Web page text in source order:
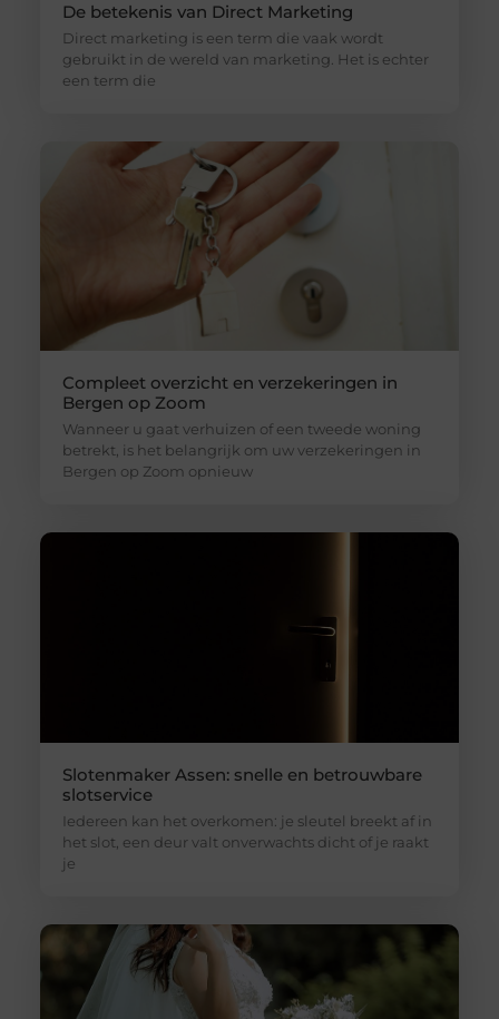
De betekenis van Direct Marketing
Direct marketing is een term die vaak wordt
gebruikt in de wereld van marketing. Het is echter
een term die
Compleet overzicht en verzekeringen in
Bergen op Zoom
Wanneer u gaat verhuizen of een tweede woning
betrekt, is het belangrijk om uw verzekeringen in
Bergen op Zoom opnieuw
Slotenmaker Assen: snelle en betrouwbare
slotservice
Iedereen kan het overkomen: je sleutel breekt af in
het slot, een deur valt onverwachts dicht of je raakt
je